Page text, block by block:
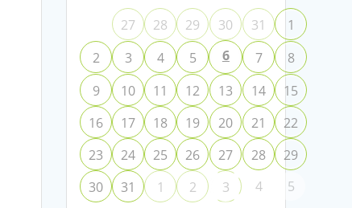
27
28 29 30 31
1
2
3 4 5 6 7
8
9
10 11 12 13 14
15
16
17 18 19 20 21
22
23
24 25 26 27 28
29
30
31 1 2 3 4
5